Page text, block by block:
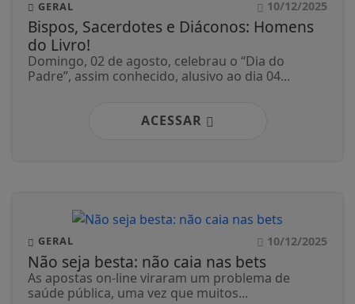
GERAL 10/12/2025
Bispos, Sacerdotes e Diáconos: Homens
do Livro!
Domingo, 02 de agosto, celebrau o “Dia do
Padre”, assim conhecido, alusivo ao dia 04...
ACESSAR
GERAL 10/12/2025
Não seja besta: não caia nas bets
As apostas on-line viraram um problema de
saúde pública, uma vez que muitos...